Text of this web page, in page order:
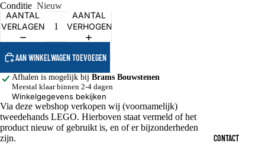
CONTACT
Conditie Nieuw
AANTAL
VERLAGEN
AANTAL
VERHOGEN
AAN WINKELWAGEN TOEVOEGEN
Afhalen is mogelijk bij Brams Bouwstenen
Meestal klaar binnen 2-4 dagen
Winkelgegevens bekijken
Via deze webshop verkopen wij (voornamelijk)
tweedehands LEGO. Hierboven staat vermeld of het
product nieuw of gebruikt is, en of er bijzonderheden
zijn.